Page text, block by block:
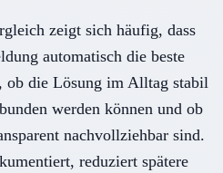
zeigt sich häufig, dass
automatisch die beste
ob die Lösung im Alltag stabil
werden können und ob
nachvollziehbar sind.
reduziert spätere